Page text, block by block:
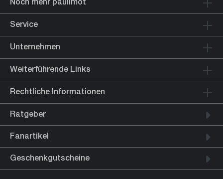
Service
Unternehmen
Weiterführende Links
Rechtliche Informationen
Ratgeber
Fanartikel
Geschenkgutscheine